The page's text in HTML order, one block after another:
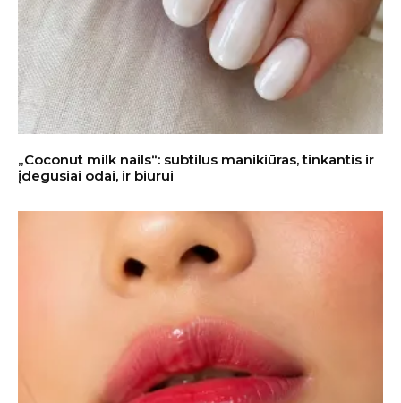
„Coconut milk nails“: subtilus manikiūras, tinkantis ir
įdegusiai odai, ir biurui